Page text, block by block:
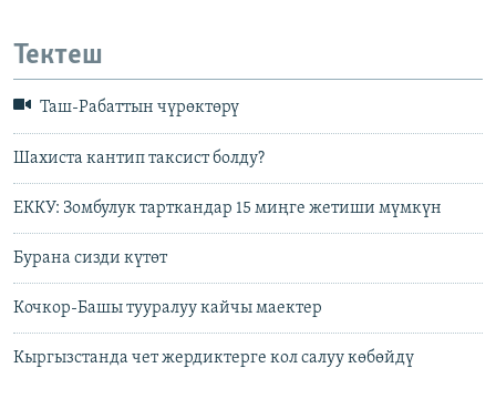
Тектеш
Таш-Рабаттын чүрөктөрү
Шахиста кантип таксист болду?
ЕККУ: Зомбулук тарткандар 15 миңге жетиши мүмкүн
Бурана сизди күтөт
Кочкор-Башы тууралуу кайчы маектер
Кыргызстанда чет жердиктерге кол салуу көбөйдү